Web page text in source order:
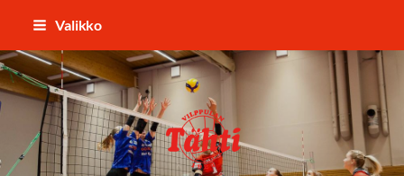
Siirry
sisältöön
Valikko
Vilppulan Tähti ry